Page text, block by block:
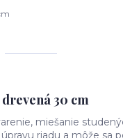
30 cm
miešanie
riadu a môže sa